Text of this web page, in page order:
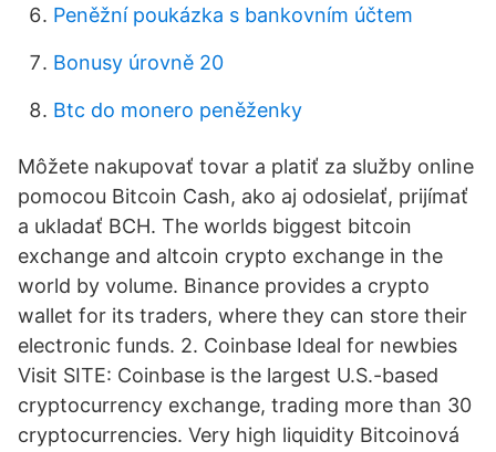
Peněžní poukázka s bankovním účtem
Bonusy úrovně 20
Btc do monero peněženky
Môžete nakupovať tovar a platiť za služby online
pomocou Bitcoin Cash, ako aj odosielať, prijímať
a ukladať BCH. The worlds biggest bitcoin
exchange and altcoin crypto exchange in the
world by volume. Binance provides a crypto
wallet for its traders, where they can store their
electronic funds. 2. Coinbase Ideal for newbies
Visit SITE: Coinbase is the largest U.S.-based
cryptocurrency exchange, trading more than 30
cryptocurrencies. Very high liquidity Bitcoinová